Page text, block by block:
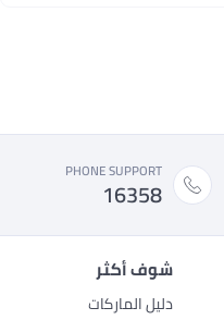
PHONE SUPPORT
16358
شوف أكثر
دليل الماركات